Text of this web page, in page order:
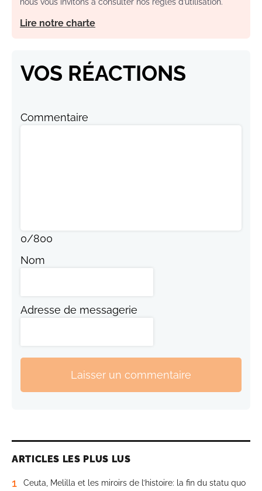
nous vous invitons à consulter nos règles d’utilisation.
Lire notre charte
VOS RÉACTIONS
Commentaire
0/800
Nom
Adresse de messagerie
Laisser un commentaire
ARTICLES LES PLUS LUS
1 Ceuta, Melilla et les miroirs de l’histoire: la fin du statu quo